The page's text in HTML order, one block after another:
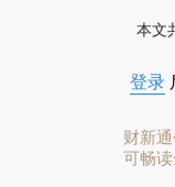
本文
登录
财新
可畅